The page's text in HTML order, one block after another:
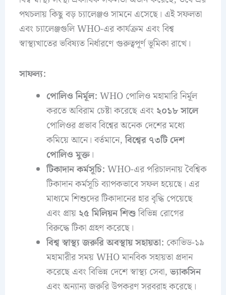
পথচলায় কিছু বড় চ্যালেঞ্জও সামনে এসেছে। এই সফলতা
এবং চ্যালেঞ্জগুলি WHO-এর কার্যক্রম এবং বিশ্ব
স্বাস্থ্যখাতের ভবিষ্যত নির্ধারণে গুরুত্বপূর্ণ ভূমিকা রাখে।
সাফল্য:
পোলিও নির্মূল: WHO পোলিও মহামারি নির্মূল
করতে অবিরাম চেষ্টা করেছে এবং ২০১৮ সালে
পোলিওর প্রভাব বিশ্বের অনেক দেশের মধ্যে
কমিয়ে আনে। বর্তমানে,বিশ্বের ৭৩টি দেশ
পোলিও মুক্ত।
টিকাদান কর্মসূচি: WHO-এর পরিচালনায় বৈশ্বিক
টিকাদান কর্মসূচি ব্যাপকভাবে সফল হয়েছে। এর
মাধ্যমে শিশুদের টিকাদানের হার বৃদ্ধি পেয়েছে
এবং প্রায় ২৫ মিলিয়ন শিশুবিভিন্ন রোগের
বিরুদ্ধে টিকা গ্রহণ করেছে।
বিশ্ব স্বাস্থ্য জরুরি অবস্থায় সহায়তা: কোভিড-১৯
মহামারীর সময় WHO মানবিক সহায়তা প্রদান
করেছে এবং বিভিন্ন দেশে স্বাস্থ্য সেবা,ভ্যাকসিন
এবং অন্যান্য জরুরি উপকরণ সরবরাহ করেছে।